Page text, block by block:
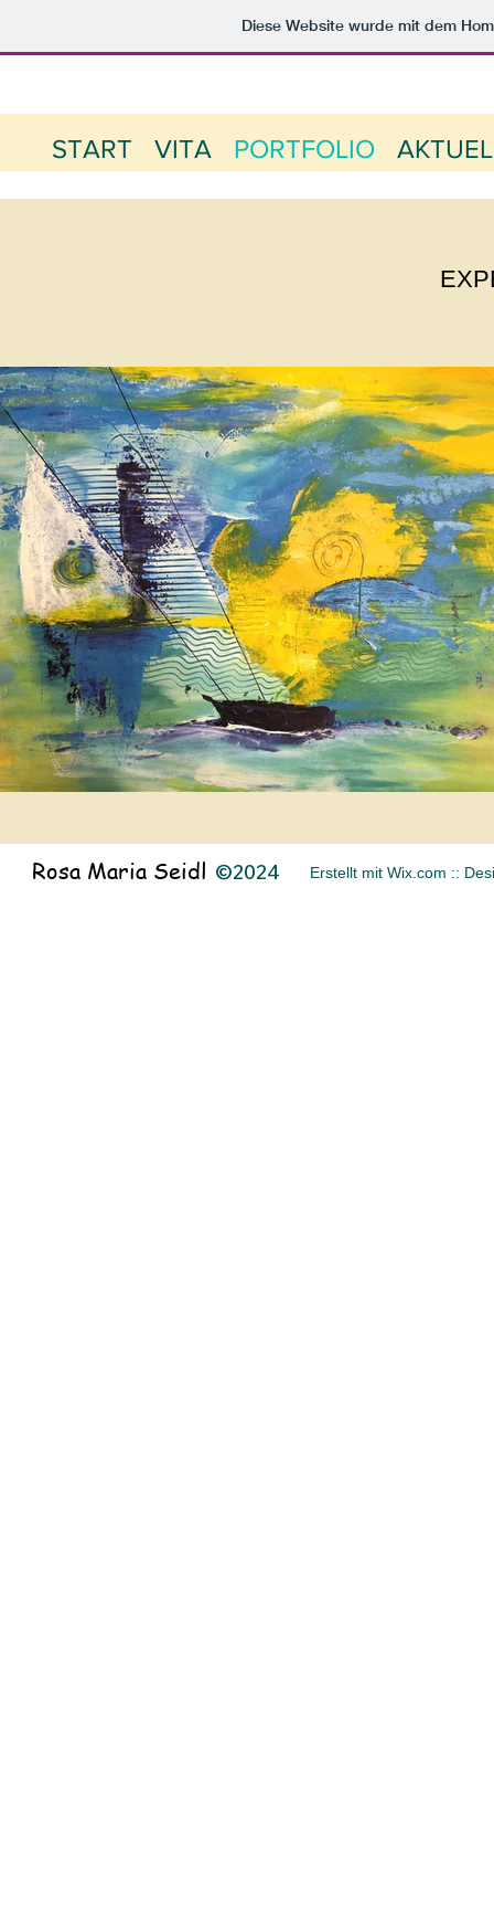
Diese Website wurde mit dem
START VITA PORTFOLIO
Rosa Maria Seidl ©2024 Erstellt mit Wix.com ::